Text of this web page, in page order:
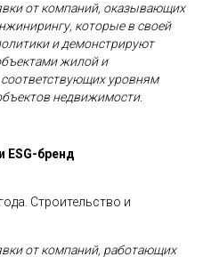
от компаний, оказывающих
которые в своей
и демонстрируют
жилой и
уровням
недвижимости.
ESG-бренд
Строительство и
от компаний, работающих